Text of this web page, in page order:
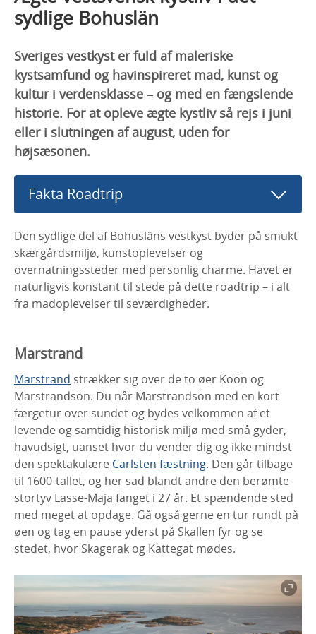
sydlige Bohuslän
Sveriges vestkyst er fuld af maleriske
kystsamfund og havinspireret mad, kunst og
kultur i verdensklasse – og med en fængslende
historie. For at opleve ægte kystliv så rejs i juni
eller i slutningen af august, uden for
højsæsonen.
Fakta Roadtrip
Den sydlige del af Bohusläns vestkyst byder på smukt
skærgårdsmiljø, kunstoplevelser og
overnatningssteder med personlig charme. Havet er
naturligvis konstant til stede på dette roadtrip – i alt
fra madoplevelser til seværdigheder.
Marstrand
Marstrand strækker sig over de to øer Koön og
Marstrandsön. Du når Marstrandsön med en kort
færgetur over sundet og bydes velkommen af et
levende og samtidig historisk miljø med små gyder,
havudsigt, uanset hvor du vender dig og ikke mindst
den spektakulære Carlsten fæstning. Den går tilbage
til 1600-tallet, og her sad blandt andre den berømte
stortyv Lasse-Maja fanget i 27 år. Et spændende sted
med meget at opdage. Gå også gerne en tur rundt på
øen og tag en pause yderst på Skallen fyr og se
stedet, hvor Skagerak og Kattegat mødes.